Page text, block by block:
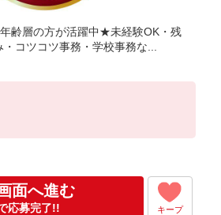
齢層の方が活躍中★未経験OK・残
コツコツ事務・学校事務な...
面へ進む
応募完了!! キープ